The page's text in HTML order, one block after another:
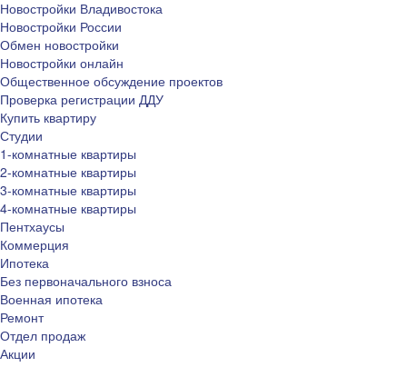
Новостройки Владивостока
Новостройки России
Обмен новостройки
Новостройки онлайн
Общественное обсуждение проектов
Проверка регистрации ДДУ
Купить квартиру
Студии
1-комнатные квартиры
2-комнатные квартиры
3-комнатные квартиры
4-комнатные квартиры
Пентхаусы
Коммерция
Ипотека
Без первоначального взноса
Военная ипотека
Ремонт
Отдел продаж
Акции